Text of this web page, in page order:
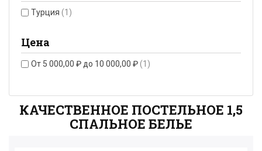
Турция (1)
Цена
От 5 000,00 ₽ до 10 000,00 ₽(1)
КАЧЕСТВЕННОЕ ПОСТЕЛЬНОЕ 1,5
СПАЛЬНОЕ БЕЛЬЕ